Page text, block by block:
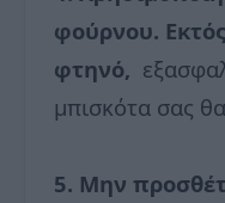
φούρνου.
φτηνό,
μπισκότα σας
5. Μην